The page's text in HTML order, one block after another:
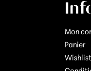
Mon
Panier
Wishlist